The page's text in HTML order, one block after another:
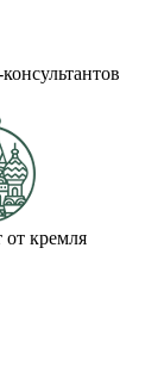
от кремля